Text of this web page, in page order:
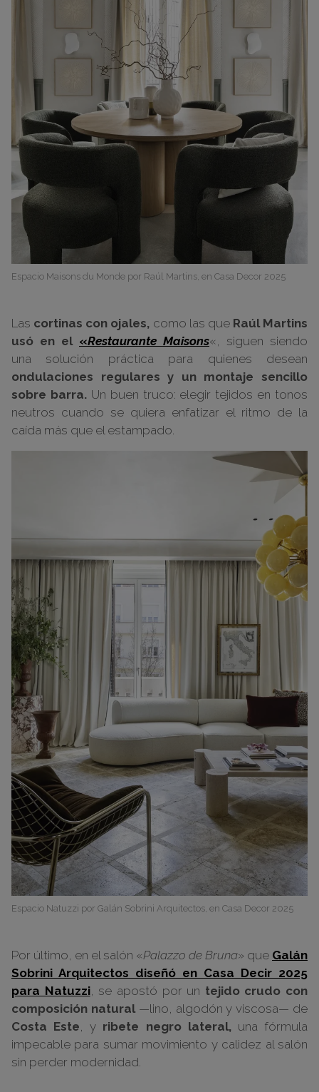
Espacio Maisons du Monde por Raúl Martins, en Casa Decor 2025
Las cortinas con ojales, como las que Raúl Martins
usó en el «Restaurante Maisons«, siguen siendo
una solución práctica para quienes desean
ondulaciones regulares y un montaje sencillo
sobre barra.Un buen truco: elegir tejidos en tonos
neutros cuando se quiera enfatizar el ritmo de la
caída más que el estampado.
Espacio Natuzzi por Galán Sobrini Arquitectos, en Casa Decor 2025
Por último, en el salón «Palazzo de Bruna» que Galán
Sobrini Arquitectos diseñó en Casa Decir 2025
para Natuzzi, se apostó por un tejido crudo con
composición natural—lino, algodón y viscosa— de
Costa Este, y ribete negro lateral,una fórmula
impecable para sumar movimiento y calidez al salón
sin perder modernidad.